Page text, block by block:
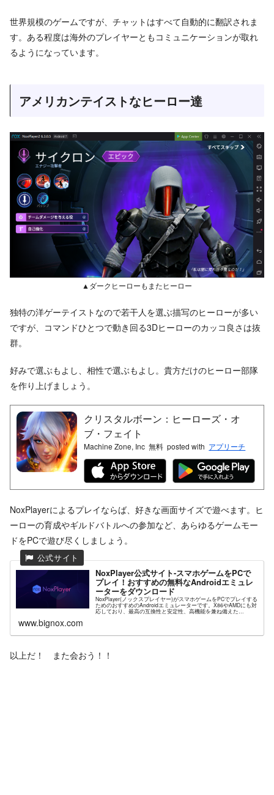
世界規模のゲームですが、チャットはすべて自動的に翻訳されま
す。ある程度は海外のプレイヤーともコミュニケーションが取れ
るようになっています。
アメリカンテイストなヒーロー達
▲ダークヒーローもまたヒーロー
独特の洋ゲーテイストなので若干人を選ぶ描写のヒーローが多い
ですが、コマンドひとつで動き回る3Dヒーローのカッコ良さは抜
群。
好みで選ぶもよし、相性で選ぶもよし。貴方だけのヒーロー部隊
を作り上げましょう。
クリスタルボーン：ヒーローズ・オ
ブ・フェイト
Machine Zone, Inc 無料 posted with アプリーチ
NoxPlayerによるプレイならば、好きな画面サイズで遊べます。ヒ
ーローの育成やギルドバトルへの参加など、あらゆるゲームモー
ドをPCで遊び尽くしましょう。
NoxPlayer公式サイト-スマホゲームをPCで
プレイ！おすすめの無料なAndroidエミュレ
ーターをダウンロード
NoxPlayer(ノックスプレイヤー)がスマホゲームをPCでプレイする
ためのおすすめのAndroidエミュレーターです。X86やAMDにも対
応しており、最高の互換性と安定性、高機能を兼ね備えた
www.bignox.com
以上だ！ また会おう！！